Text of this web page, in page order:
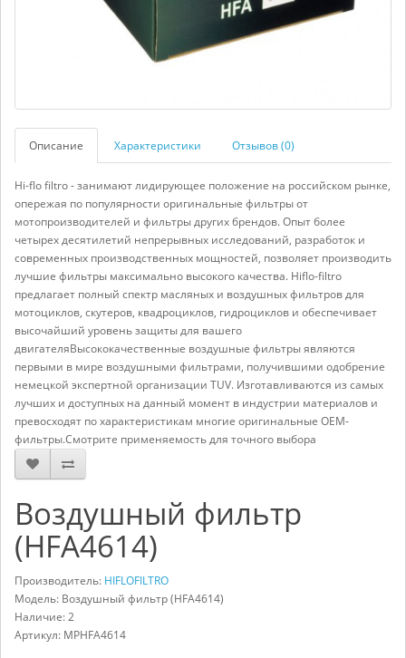
Описание Характеристики Отзывов (0)
Hi-flo filtro - занимают лидирующее положение на российском рынке,
опережая по популярности оригинальные фильтры от
мотопроизводителей и фильтры других брендов. Опыт более
четырех десятилетий непрерывных исследований, разработок и
современных производственных мощностей, позволяет производить
лучшие фильтры максимально высокого качества. Hiflo-filtro
предлагает полный спектр масляных и воздушных фильтров для
мотоциклов, скутеров, квадроциклов, гидроциклов и обеспечивает
высочайший уровень защиты для вашего
двигателяВысококачественные воздушные фильтры являются
первыми в мире воздушными фильтрами, получившими одобрение
немецкой экспертной организации TUV. Изготавливаются из самых
лучших и доступных на данный момент в индустрии материалов и
превосходят по характеристикам многие оригинальные OEM-
фильтры.Смотрите применяемость для точного выбора
Воздушный фильтр
(HFA4614)
Производитель: HIFLOFILTRO
Модель: Воздушный фильтр (HFA4614)
Наличие: 2
Артикул: MPHFA4614